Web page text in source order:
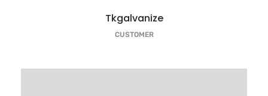
Tkgalvanize
CUSTOMER